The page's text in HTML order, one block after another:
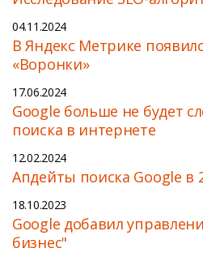
04.11.2024
В Яндекс Метрике
«Воронки»
17.06.2024
Google больше не будет
поиска в интернете
12.02.2024
Апдейты поиска Google в
18.10.2023
Google добавил
бизнес"